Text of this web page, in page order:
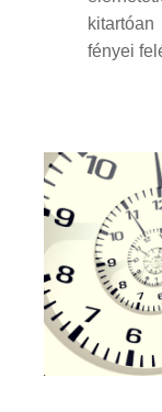
fényei